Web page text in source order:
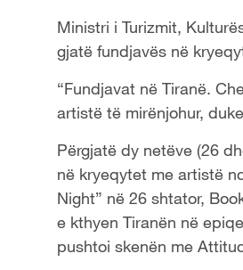
Ministri i Turizmit,
gjatë fundjavës në
“Fundjavat në Tiranë.
artistë të mirënjohur,
Përgjatë dy netëve (26
në kryeqytet me artistë
Night” në 26 shtator,
e kthyen Tiranën në
pushtoi skenën me